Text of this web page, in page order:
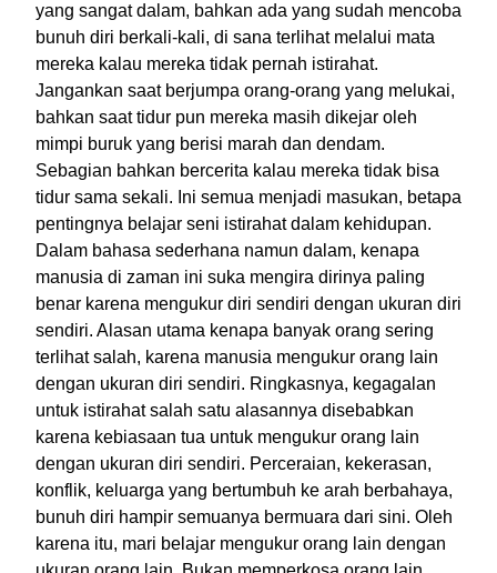
yang sangat dalam, bahkan ada yang sudah mencoba
bunuh diri berkali-kali, di sana terlihat melalui mata
mereka kalau mereka tidak pernah istirahat.
Jangankan saat berjumpa orang-orang yang melukai,
bahkan saat tidur pun mereka masih dikejar oleh
mimpi buruk yang berisi marah dan dendam.
Sebagian bahkan bercerita kalau mereka tidak bisa
tidur sama sekali. Ini semua menjadi masukan, betapa
pentingnya belajar seni istirahat dalam kehidupan.
Dalam bahasa sederhana namun dalam, kenapa
manusia di zaman ini suka mengira dirinya paling
benar karena mengukur diri sendiri dengan ukuran diri
sendiri. Alasan utama kenapa banyak orang sering
terlihat salah, karena manusia mengukur orang lain
dengan ukuran diri sendiri. Ringkasnya, kegagalan
untuk istirahat salah satu alasannya disebabkan
karena kebiasaan tua untuk mengukur orang lain
dengan ukuran diri sendiri. Perceraian, kekerasan,
konflik, keluarga yang bertumbuh ke arah berbahaya,
bunuh diri hampir semuanya bermuara dari sini. Oleh
karena itu, mari belajar mengukur orang lain dengan